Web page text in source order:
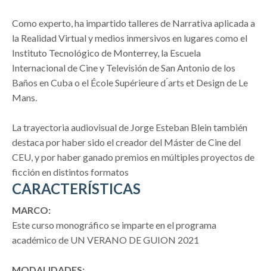
Como experto, ha impartido talleres de Narrativa aplicada a
la Realidad Virtual y medios inmersivos en lugares como el
Instituto Tecnológico de Monterrey, la Escuela
Internacional de Cine y Televisión de San Antonio de los
Baños en Cuba o el École Supérieure d ́arts et Design de Le
Mans.
La trayectoria audiovisual de Jorge Esteban Blein también
destaca por haber sido el creador del Máster de Cine del
CEU, y por haber ganado premios en múltiples proyectos de
ficción en distintos formatos
CARACTERÍSTICAS
MARCO:
Este curso monográfico se imparte en el programa
académico de UN VERANO DE GUION 2021